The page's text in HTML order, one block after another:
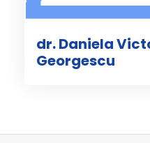
dr. Daniela
Georgescu